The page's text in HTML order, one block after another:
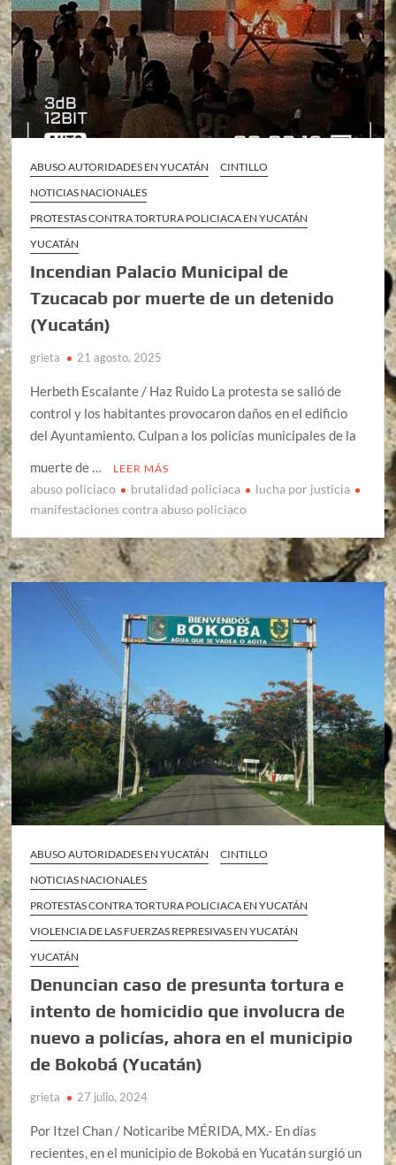
ABUSO AUTORIDADES EN YUCATÁN
CINTILLO
NOTICIAS NACIONALES
PROTESTAS CONTRA TORTURA POLICIACA EN YUCATÁN
YUCATÁN
Incendian Palacio Municipal de
Tzucacab por muerte de un detenido
(Yucatán)
grieta 21 agosto, 2025
Herbeth Escalante / Haz Ruido La protesta se salió de
control y los habitantes provocaron daños en el edificio
del Ayuntamiento. Culpan a los policías municipales de la
muerte de …
LEER MÁS
abuso policiaco brutalidad policiaca
lucha por justicia
manifestaciones contra abuso policiaco
ABUSO AUTORIDADES EN YUCATÁN
CINTILLO
NOTICIAS NACIONALES
PROTESTAS CONTRA TORTURA POLICIACA EN YUCATÁN
VIOLENCIA DE LAS FUERZAS REPRESIVAS EN YUCATÁN
YUCATÁN
Denuncian caso de presunta tortura e
intento de homicidio que involucra de
nuevo a policías, ahora en el municipio
de Bokobá (Yucatán)
grieta 27 julio, 2024
Por Itzel Chan / Noticaribe MÉRIDA, MX.- En días
recientes, en el municipio de Bokobá en Yucatán surgió un